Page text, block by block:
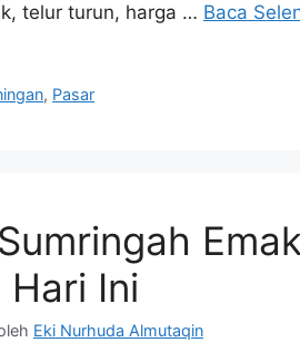
telur turun, harga … Baca
, Pasar
Hari Ini
Eki Nurhuda Almutaqin